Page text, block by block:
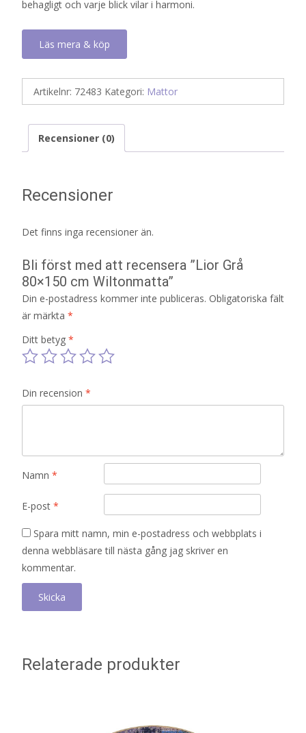
behagligt och varje blick vilar i harmoni.
Läs mera & köp
Artikelnr: 72483 Kategori: Mattor
Recensioner (0)
Recensioner
Det finns inga recensioner än.
Bli först med att recensera ”Lior Grå
80×150 cm Wiltonmatta”
Din e-postadress kommer inte publiceras. Obligatoriska fält
är märkta *
Ditt betyg *
Din recension *
Namn *
E-post *
Spara mitt namn, min e-postadress och webbplats i
denna webbläsare till nästa gång jag skriver en
kommentar.
Relaterade produkter